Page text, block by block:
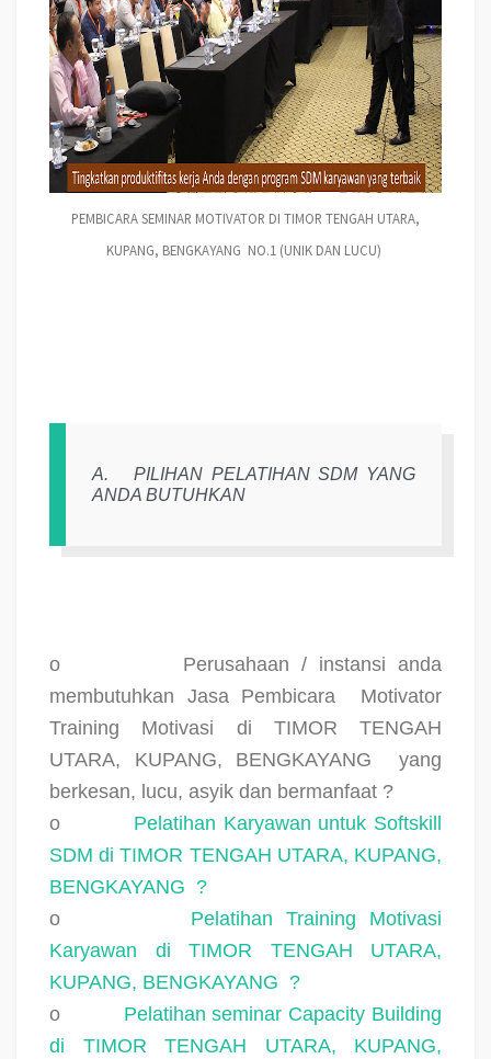
PEMBICARA SEMINAR MOTIVATOR DI TIMOR TENGAH UTARA,
KUPANG, BENGKAYANG NO.1 (UNIK DAN LUCU)
A.
PILIHAN PELATIHAN SDM YANG
ANDA BUTUHKAN
o
Perusahaan / instansi anda
membutuhkan Jasa Pembicara
Motivator
Training Motivasi di TIMOR TENGAH
UTARA, KUPANG, BENGKAYANG
yang
berkesan, lucu, asyik dan bermanfaat ?
o
Pelatihan Karyawan untuk Softskill
SDM di TIMOR TENGAH UTARA, KUPANG,
BENGKAYANG ?
o
Pelatihan Training Motivasi
Karyawan di TIMOR TENGAH UTARA,
KUPANG, BENGKAYANG ?
o
Pelatihan seminar Capacity Building
di TIMOR TENGAH UTARA, KUPANG,